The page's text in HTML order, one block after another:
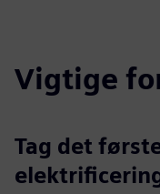
Vigtige
Tag det